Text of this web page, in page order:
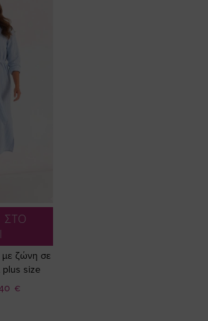
με ζώνη σε
plus size
€